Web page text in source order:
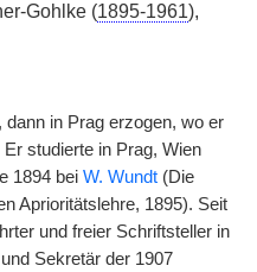
Gohlke (1895-1961),
in Prag erzogen, wo er
studierte in Prag, Wien
1894 bei W. Wundt (Die
Aprioritätslehre, 1895). Seit
und freier Schriftsteller in
Sekretär der 1907